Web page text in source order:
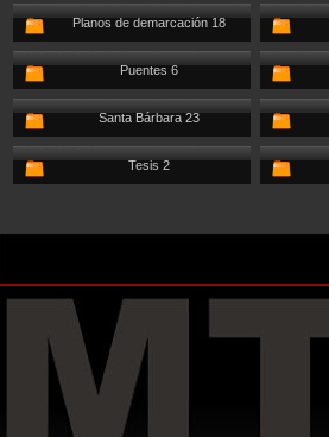
Planos de demarcación 18
Puentes 6
Santa Bárbara 23
Tesis 2